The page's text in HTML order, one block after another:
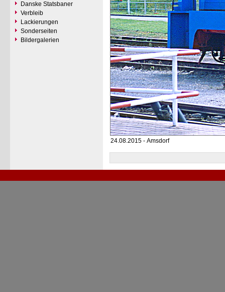
Danske Statsbaner
Verbleib
Lackierungen
Sonderseiten
Bildergalerien
24.08.2015 - Amsdorf